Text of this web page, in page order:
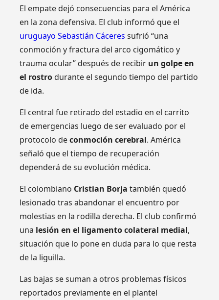
El empate dejó consecuencias para el América
en la zona defensiva. El club informó que el
uruguayo Sebastián Cáceres sufrió “una
conmoción y fractura del arco cigomático y
trauma ocular” después de recibir un golpe en
el rostrodurante el segundo tiempo del partido
de ida.
El central fue retirado del estadio en el carrito
de emergencias luego de ser evaluado por el
protocolo deconmoción cerebral. América
señaló que el tiempo de recuperación
dependerá de su evolución médica.
El colombiano Cristian Borja también quedó
lesionado tras abandonar el encuentro por
molestias en la rodilla derecha. El club confirmó
una lesión en el ligamento colateral medial,
situación que lo pone en duda para lo que resta
de la liguilla.
Las bajas se suman a otros problemas físicos
reportados previamente en el plantel